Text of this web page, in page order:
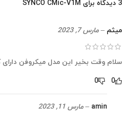
3 دیدگاه برای SYNCO CMic-V1M
میثم – مارس 7, 2023
سلام وقت بخیر این مدل میکروفن
0
0
amin
– مارس 11, 2023